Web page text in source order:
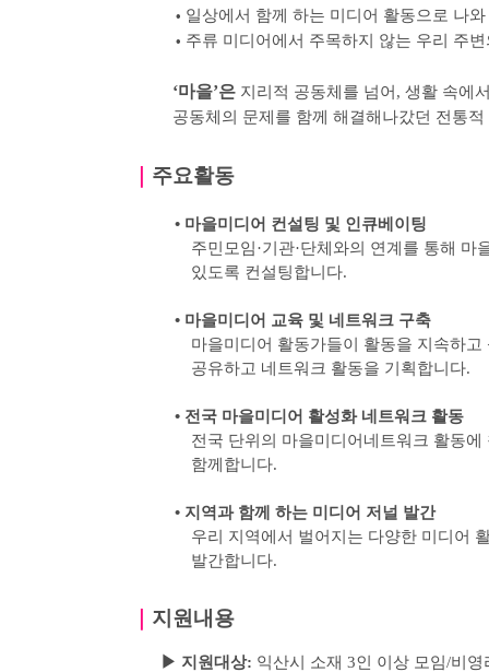
• 일상에서 함께 하는 미디어 활동으로 나
• 주류 미디어에서 주목하지 않는 우리 주
‘마을’은 지리적 공동체를 넘어 ,생활 속에
공동체의 문제를 함께 해결해나갔던 전통
주요활동
• 마을미디어 컨설팅 및 인큐베이팅
주민모임·기관·단체와의 연계를 통해 마
있도록 컨설팅합니다.
• 마을미디어 교육 및 네트워크 구축
마을미디어 활동가들이 활동을 지속하
공유하고 네트워크 활동을 기획합니다.
• 전국 마을미디어 활성화 네트워크 활동
전국 단위의 마을미디어네트워크 활동
함께합니다.
• 지역과 함께 하는 미디어 저널 발간
우리 지역에서 벌어지는 다양한 미디어
발간합니다.
지원내용
▶ 지원대상: 익산시 소재 3인 이상 모임/비영